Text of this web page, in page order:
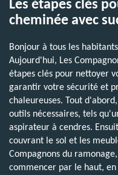
Les étapes clés
cheminée avec
Bonjour à tous les
Aujourd'hui, Les
étapes clés pour nettoyer
garantir votre sécurité et
chaleureuses. Tout
outils nécessaires, tels
aspirateur à cendres.
couvrant le sol et les
Compagnons du
commencer par le haut,